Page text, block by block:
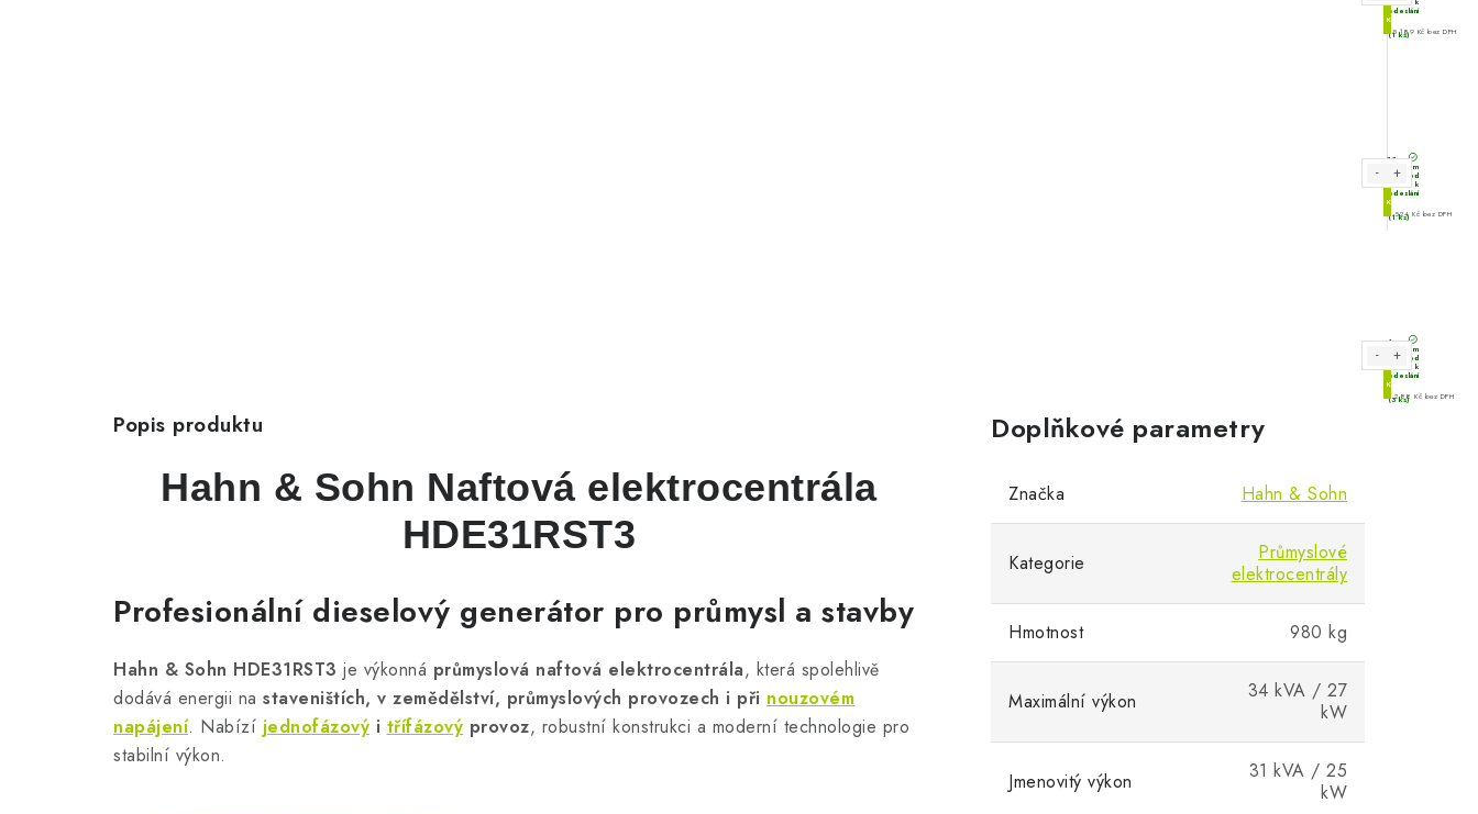
Popis produktu
Hahn & Sohn Naftová elektrocentrála
HDE31RST3
Profesionální dieselový generátor pro průmysl a stavby
Hahn & Sohn HDE31RST3 je výkonná průmyslová naftová elektrocentrála, která spolehlivě
dodává energii na staveništích, v zemědělství, průmyslových provozech i při nouzovém
napájení. Nabízí jednofázový i třífázový provoz, robustní konstrukci a moderní technologie pro
stabilní výkon.
Doplňkové parametry
Značka Hahn & Sohn
Kategorie
Průmyslové
elektrocentrály
Hmotnost 980 kg
Maximální výkon
34 kVA / 27
kW
Jmenovitý výkon
31 kVA / 25
kW